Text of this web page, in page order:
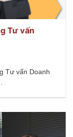
Tư vấn
Tư vấn Doanh